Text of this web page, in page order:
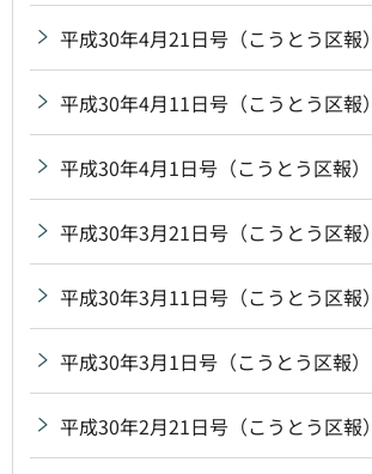
平成30年4月21日号（こうとう区報）
平成30年4月11日号（こうとう区報）
平成30年4月1日号（こうとう区報）
平成30年3月21日号（こうとう区報）
平成30年3月11日号（こうとう区報）
平成30年3月1日号（こうとう区報）
平成30年2月21日号（こうとう区報）